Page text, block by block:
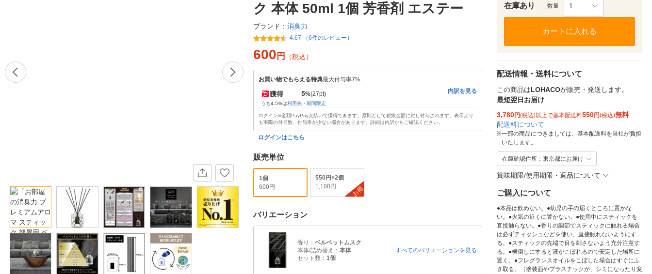
ク 本体 50ml 1個 芳香剤 エステー
ブランド： 消臭力
4.67 （6件のレビュー）
600 円 （税込）
お買い物でもらえる特典最大付与率7%
獲得 5%(27pt)
うち4.5%は利用先・期間限定
内訳を見る
ログイン&全額PayPay支払いで獲得できます。原則として税抜金額に対し付与されます。表示より
も実際の付与数、付与率が少ない場合があります。詳細は内訳からご確認ください。
ログインはこちら
販売単位
1個
600円
550円×2個
1,100円
お得
バリエーション
香り： ベルベットムスク
本体/詰め替え： 本体
セット数： 1個
すべてのバリエーションを見る
在庫あり 数量 1
カートに入れる
配送情報・送料について
この商品はLOHACOが販売・発送します。
最短翌日お届け
3,780円(税込)以上で基本配送料550円(税込)無料
配送料について
※一部の商品につきましては、基本配送料を当社が負担
いたします。
在庫確認住所：東京都にお届け
賞味期限/使用期限・返品について
ご購入について
●本品は飲めない。●幼児の手の届くところに置かな
い。●火気の近くに置かない。●使用中にスティックを
直接触らない。●香りの調節でスティックに触れる場合
は必ずティッシュなどを使い、直接触れないようにす
る。●スティックの先端で目を刺さないよう充分注意す
る。●横倒しにすると液がこぼれるので安定した場所に
置く。●フレグランスオイルをこぼした場合はすぐにふ
き取る。（塗装面やプラスチックが、シミになったり変